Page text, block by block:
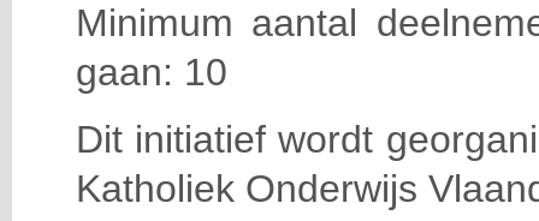
Minimum aantal
gaan: 10
Dit initiatief wordt
Katholiek Onderwijs